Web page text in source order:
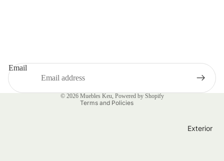
Exterior
Email
© 2026 Muebles Keu Powered by Shopify
Terms and Policies